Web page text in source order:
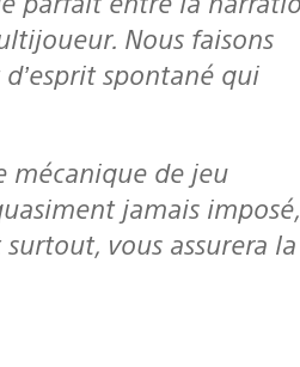
Nous faisons
spontané qui
jamais imposé,
vous assurera la